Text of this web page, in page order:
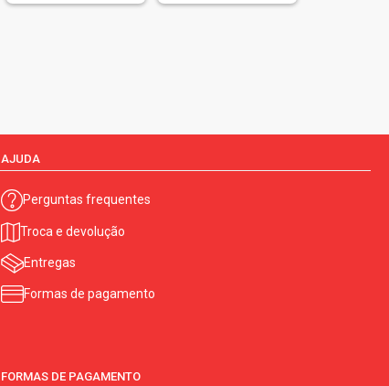
AJUDA
Perguntas frequentes
Troca e devolução
Entregas
Formas de pagamento
FORMAS DE PAGAMENTO